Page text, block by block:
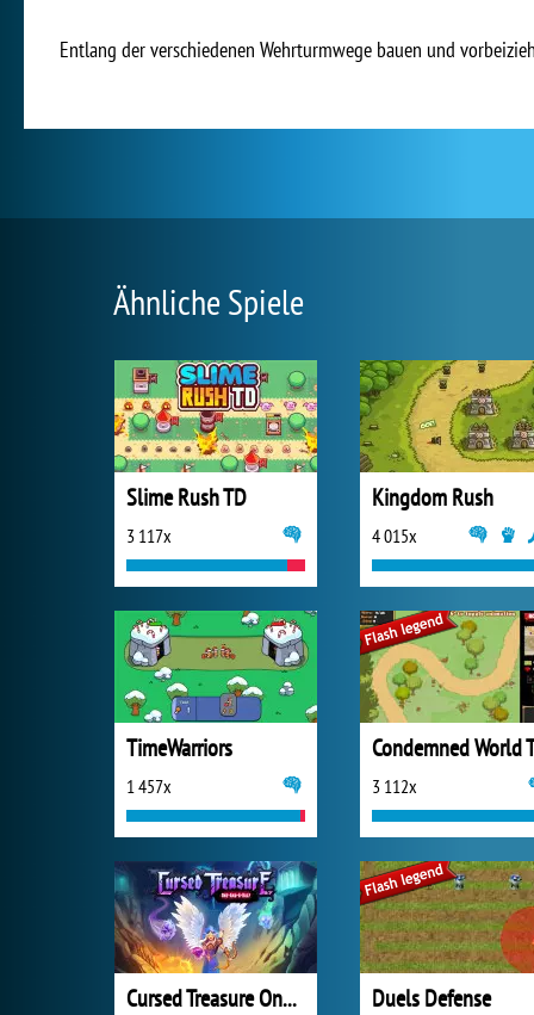
Entlang der verschiedenen Wehrturmwege bauen und
Ähnliche Spiele
Slime Rush TD
3 117x
Kingdom Rush
4 015x
TimeWarriors
1 457x
Condemned World
3 112x
Cursed Treasure One and Half Duels Defense